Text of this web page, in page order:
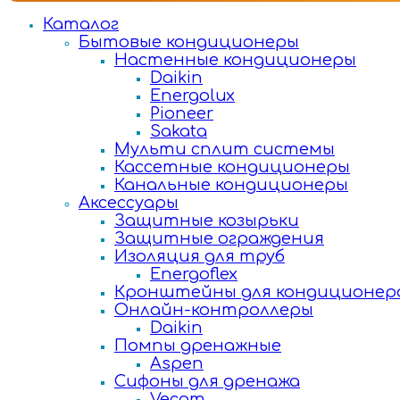
Каталог
Бытовые кондиционеры
Настенные кондиционеры
Daikin
Energolux
Pioneer
Sakata
Мульти сплит системы
Кассетные кондиционеры
Канальные кондиционеры
Аксессуары
Защитные козырьки
Защитные ограждения
Изоляция для труб
Energoflex
Кронштейны для
Онлайн-контроллеры
Daikin
Помпы дренажные
Aspen
Сифоны для дренажа